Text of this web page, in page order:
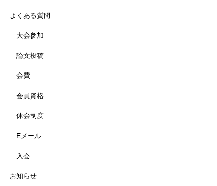
よくある質問
大会参加
論文投稿
会費
会員資格
休会制度
Eメール
入会
お知らせ